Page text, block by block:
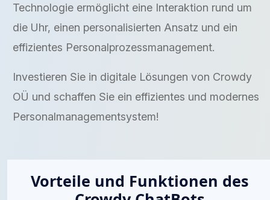
Technologie ermöglicht eine Interaktion rund um
die Uhr, einen personalisierten Ansatz und ein
effizientes Personalprozessmanagement.
Investieren Sie in digitale Lösungen von Crowdy
OÜ und schaffen Sie ein effizientes und modernes
Personalmanagementsystem!
Vorteile und Funktionen des